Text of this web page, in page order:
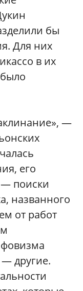
бы
Для них
в их
—
его
поиски
названного
от работ
фовизма
другие.